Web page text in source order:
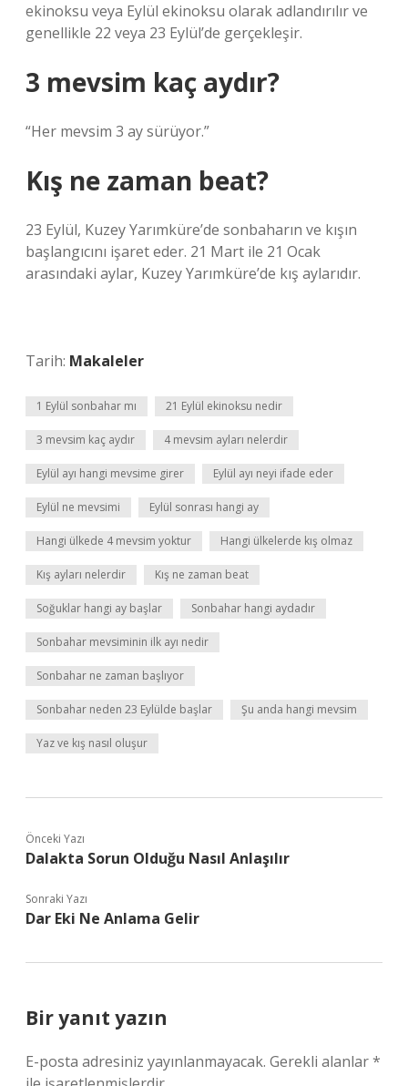
ekinoksu veya Eylül ekinoksu olarak adlandırılır ve
genellikle 22 veya 23 Eylül’de gerçekleşir.
3 mevsim kaç aydır?
“Her mevsim 3 ay sürüyor.”
Kış ne zaman beat?
23 Eylül, Kuzey Yarımküre’de sonbaharın ve kışın
başlangıcını işaret eder. 21 Mart ile 21 Ocak
arasındaki aylar, Kuzey Yarımküre’de kış aylarıdır.
Tarih: Makaleler
1 Eylül sonbahar mı 21 Eylül ekinoksu nedir
3 mevsim kaç aydır 4 mevsim ayları nelerdir
Eylül ayı hangi mevsime girer Eylül ayı neyi ifade eder
Eylül ne mevsimi Eylül sonrası hangi ay
Hangi ülkede 4 mevsim yoktur Hangi ülkelerde kış olmaz
Kış ayları nelerdir Kış ne zaman beat
Soğuklar hangi ay başlar Sonbahar hangi aydadır
Sonbahar mevsiminin ilk ayı nedir
Sonbahar ne zaman başlıyor
Sonbahar neden 23 Eylülde başlar Şu anda hangi mevsim
Yaz ve kış nasıl oluşur
Önceki Yazı
Dalakta Sorun Olduğu Nasıl Anlaşılır
Sonraki Yazı
Dar Eki Ne Anlama Gelir
Bir yanıt yazın
E-posta adresiniz yayınlanmayacak. Gerekli alanlar*